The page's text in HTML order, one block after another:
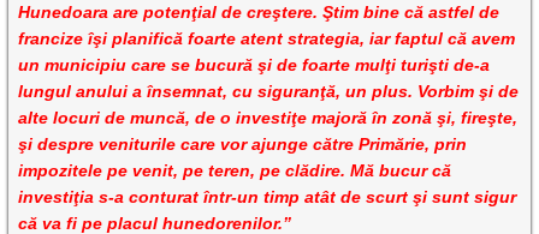
Hunedoara are potenţial de creştere. Ştim bine că astfel de
francize îşi planifică foarte atent strategia, iar faptul că avem
un municipiu care se bucură şi de foarte mulţi turişti de-a
lungul anului a însemnat, cu siguranţă, un plus. Vorbim şi de
alte locuri de muncă, de o investiţe majoră în zonă şi, fireşte,
şi despre veniturile care vor ajunge către Primărie, prin
impozitele pe venit, pe teren, pe clădire. Mă bucur că
investiţia s-a conturat într-un timp atât de scurt şi sunt sigur
că va fi pe placul hunedorenilor.”